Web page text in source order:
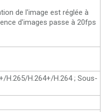
de l'image est réglée à
d'images passe à 20fps
H.265/H.264+/H.264 ; Sous-